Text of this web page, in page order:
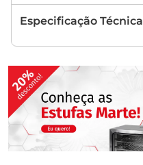
Especificação Técnica